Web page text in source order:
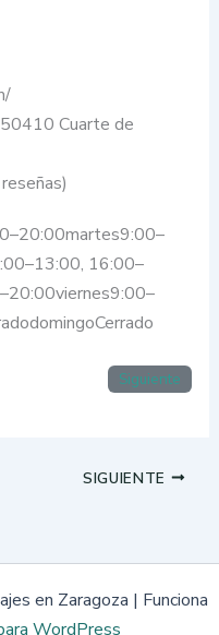
Cuarte de
16:00–
Siguiente
SIGUIENTE
en Zaragoza | Funciona
WordPress